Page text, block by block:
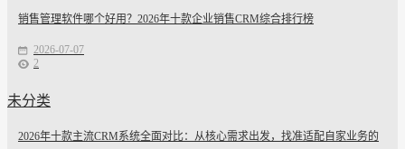
销售管理软件哪个好用？2026年十款企业销售CRM综合排行榜
2026-07-07
2
未分类
2026年十款主流CRM系统全面对比：从核心需求出发，找准适配自家业务的